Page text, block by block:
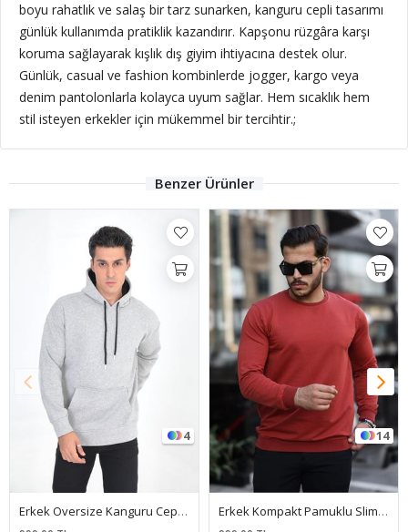
boyu rahatlık ve salaş bir tarz sunarken, kanguru cepli tasarımı
günlük kullanımda pratiklik kazandırır. Kapşonu rüzgâra karşı
koruma sağlayarak kışlık dış giyim ihtiyacına destek olur.
Günlük, casual ve fashion kombinlerde jogger, kargo veya
denim pantolonlarla kolayca uyum sağlar. Hem sıcaklık hem
stil isteyen erkekler için mükemmel bir tercihtir.;
Benzer Ürünler
4
Erkek Oversize Kanguru Cep Sweatshirt
14
Erkek Kompakt Pamuklu Slim Fit Sweatshirt